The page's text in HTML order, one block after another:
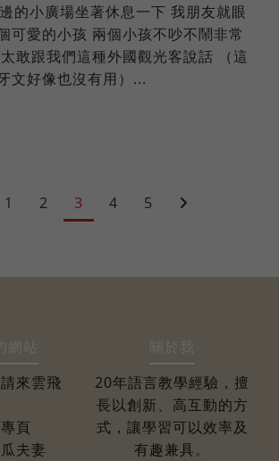
的小廣場坐著休息一下 我朋友就眼
可愛的小孩 兩個小孩不吵不鬧非常
敢跟我們這種外國觀光客說話 （這
文好像也沒有用）...
1 2 3 4 5
網站
來雲飛
頁
夫妻
關於我
20年語言教學經驗，擅
長以創新、高互動的方
式，讓學習可以效率及
有趣兼具。